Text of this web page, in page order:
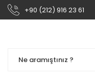
+90 (212) 916 23 61